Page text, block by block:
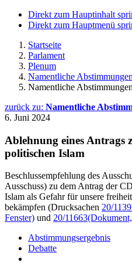
Direkt zum Hauptinhalt
Direkt zum Hauptmenü
Startseite
Parlament
Plenum
Namentliche Abstimmungen
Namentliche Abstimmungen
zurück zu: Namentliche
6. Juni 2024
Ablehnung eines Antrags
politischen Islam
Beschlussempfehlung des
Ausschuss) zu dem Antrag der
Islam als Gefahr für unsere
bekämpfen (Drucksachen 20/
Fenster) und 20/11663
Abstimmungsergebnis
Debatte